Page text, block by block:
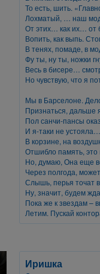
То есть, шить.
Лохматый, … наш
От этих… как их…
Вопить, как выпь.
В тенях, помаде, в
Фу ты, ну ты, ножки
Весь в бисере…
Но чувствую, что я
Мы в Барселоне.
Признаться, дальше
Пол санчи-пансы
И я-таки не устояла…
В корзине, на
Отшибло память, это
Но, думаю, Она еще
Через полгода,
Слышь, перья точат
Ну, значит, будем
Пока же к звездам
Летим. Пускай
Иришка